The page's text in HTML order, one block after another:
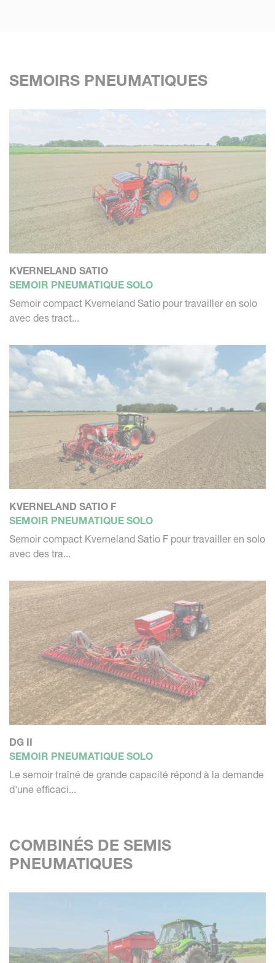
SEMOIRS PNEUMATIQUES
KVERNELAND SATIO
SEMOIR PNEUMATIQUE SOLO
Semoir compact Kverneland Satio pour travailler en solo
avec des tract...
KVERNELAND SATIO F
SEMOIR PNEUMATIQUE SOLO
Semoir compact Kverneland Satio F pour travailler en solo
avec des tra...
DG II
SEMOIR PNEUMATIQUE SOLO
Le semoir traîné de grande capacité répond à la demande
d'une efficaci...
COMBINÉS DE SEMIS
PNEUMATIQUES